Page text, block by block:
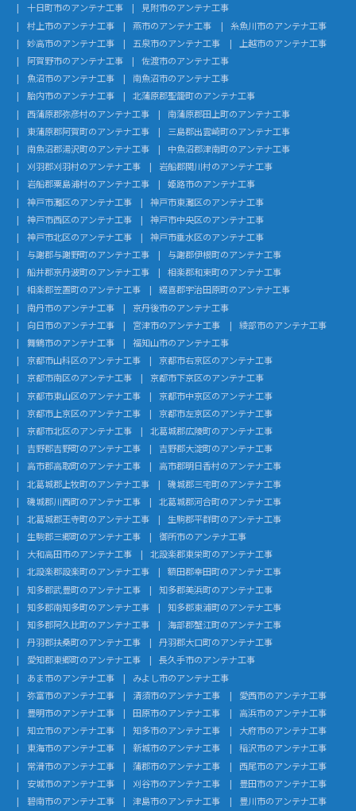
十日町市のアンテナ工事
見附市のアンテナ工事
村上市のアンテナ工事
燕市のアンテナ工事
糸魚川市のアンテナ工事
妙高市のアンテナ工事
五泉市のアンテナ工事
上越市のアンテナ工事
阿賀野市のアンテナ工事
佐渡市のアンテナ工事
魚沼市のアンテナ工事
南魚沼市のアンテナ工事
胎内市のアンテナ工事
北蒲原郡聖籠町のアンテナ工事
西蒲原郡弥彦村のアンテナ工事
南蒲原郡田上町のアンテナ工事
東蒲原郡阿賀町のアンテナ工事
三島郡出雲崎町のアンテナ工事
南魚沼郡湯沢町のアンテナ工事
中魚沼郡津南町のアンテナ工事
刈羽郡刈羽村のアンテナ工事
岩船郡関川村のアンテナ工事
岩船郡粟島浦村のアンテナ工事
姫路市のアンテナ工事
神戸市灘区のアンテナ工事
神戸市東灘区のアンテナ工事
神戸市西区のアンテナ工事
神戸市中央区のアンテナ工事
神戸市北区のアンテナ工事
神戸市垂水区のアンテナ工事
与謝郡与謝野町のアンテナ工事
与謝郡伊根町のアンテナ工事
船井郡京丹波町のアンテナ工事
相楽郡和束町のアンテナ工事
相楽郡笠置町のアンテナ工事
綴喜郡宇治田原町のアンテナ工事
南丹市のアンテナ工事
京丹後市のアンテナ工事
向日市のアンテナ工事
宮津市のアンテナ工事
綾部市のアンテナ工事
舞鶴市のアンテナ工事
福知山市のアンテナ工事
京都市山科区のアンテナ工事
京都市右京区のアンテナ工事
京都市南区のアンテナ工事
京都市下京区のアンテナ工事
京都市東山区のアンテナ工事
京都市中京区のアンテナ工事
京都市上京区のアンテナ工事
京都市左京区のアンテナ工事
京都市北区のアンテナ工事
北葛城郡広陵町のアンテナ工事
吉野郡吉野町のアンテナ工事
吉野郡大淀町のアンテナ工事
高市郡高取町のアンテナ工事
高市郡明日香村のアンテナ工事
北葛城郡上牧町のアンテナ工事
磯城郡三宅町のアンテナ工事
磯城郡川西町のアンテナ工事
北葛城郡河合町のアンテナ工事
北葛城郡王寺町のアンテナ工事
生駒郡平群町のアンテナ工事
生駒郡三郷町のアンテナ工事
御所市のアンテナ工事
大和高田市のアンテナ工事
北設楽郡東栄町のアンテナ工事
北設楽郡設楽町のアンテナ工事
額田郡幸田町のアンテナ工事
知多郡武豊町のアンテナ工事
知多郡美浜町のアンテナ工事
知多郡南知多町のアンテナ工事
知多郡東浦町のアンテナ工事
知多郡阿久比町のアンテナ工事
海部郡蟹江町のアンテナ工事
丹羽郡扶桑町のアンテナ工事
丹羽郡大口町のアンテナ工事
愛知郡東郷町のアンテナ工事
長久手市のアンテナ工事
あま市のアンテナ工事
みよし市のアンテナ工事
弥富市のアンテナ工事
清須市のアンテナ工事
愛西市のアンテナ工事
豊明市のアンテナ工事
田原市のアンテナ工事
高浜市のアンテナ工事
知立市のアンテナ工事
知多市のアンテナ工事
大府市のアンテナ工事
東海市のアンテナ工事
新城市のアンテナ工事
稲沢市のアンテナ工事
常滑市のアンテナ工事
蒲郡市のアンテナ工事
西尾市のアンテナ工事
安城市のアンテナ工事
刈谷市のアンテナ工事
豊田市のアンテナ工事
碧南市のアンテナ工事
津島市のアンテナ工事
豊川市のアンテナ工事